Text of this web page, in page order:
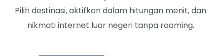
Pilih destinasi, aktifkan dalam hitungan menit, dan
nikmati internet luar negeri tanpa roaming.